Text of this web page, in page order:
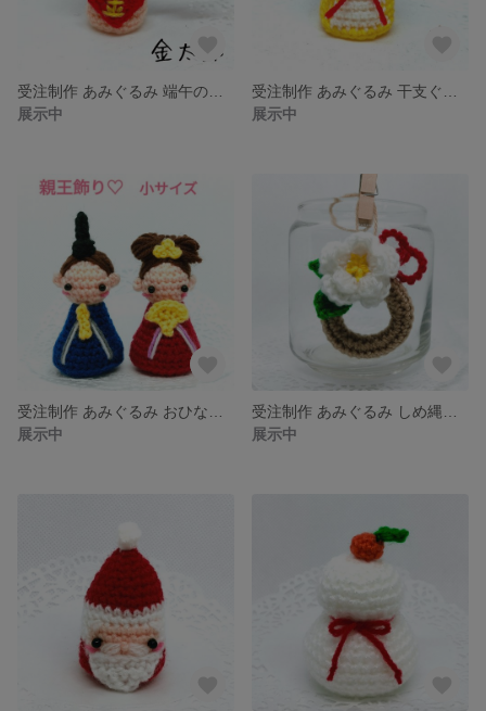
展示中
展示中
展示中
展示中